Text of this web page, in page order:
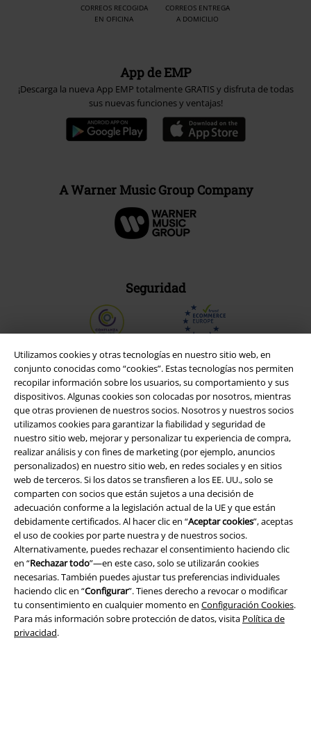
Utilizamos cookies y otras tecnologías en nuestro sitio web, en
conjunto conocidas como “cookies”. Estas tecnologías nos permiten
recopilar información sobre los usuarios, su comportamiento y sus
dispositivos. Algunas cookies son colocadas por nosotros, mientras
que otras provienen de nuestros socios. Nosotros y nuestros socios
utilizamos cookies para garantizar la fiabilidad y seguridad de
nuestro sitio web, mejorar y personalizar tu experiencia de compra,
realizar análisis y con fines de marketing (por ejemplo, anuncios
personalizados) en nuestro sitio web, en redes sociales y en sitios
web de terceros. Si los datos se transfieren a los EE. UU., solo se
comparten con socios que están sujetos a una decisión de
adecuación conforme a la legislación actual de la UE y que están
debidamente certificados. Al hacer clic en “Aceptar cookies”, aceptas
el uso de cookies por parte nuestra y de nuestros socios.
Alternativamente, puedes rechazar el consentimiento haciendo clic
en “Rechazar todo”—en este caso, solo se utilizarán cookies
necesarias. También puedes ajustar tus preferencias individuales
haciendo clic en “Configurar”. Tienes derecho a revocar o modificar
tu consentimiento en cualquier momento en Configuración Cookies.
Para más información sobre protección de datos, visita Política de
privacidad.
CORREOS RECOGIDA
EN OFICINA
CORREOS ENTREGA
A DOMICILIO
App de EMP
¡Descarga la nueva App EMP totalmente GRATIS y disfruta de todas
sus nuevas funciones y ventajas!
A Warner Music Group Company
Seguridad
Legal
Términos y Condiciones
Aviso Legal
Ley protección de datos
Eliminación de residuos y protección del medioambiente
Declaración de Conformidad